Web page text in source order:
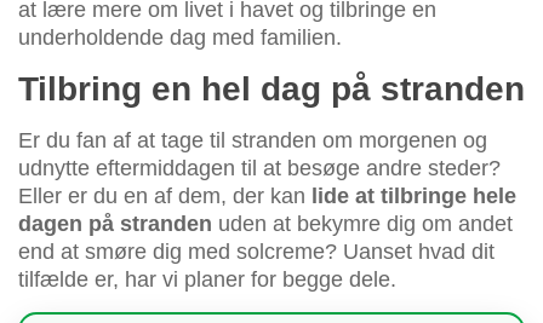
at lære mere om livet i havet og tilbringe en
underholdende dag med familien.
Tilbring en hel dag på stranden
Er du fan af at tage til stranden om morgenen og
udnytte eftermiddagen til at besøge andre steder?
Eller er du en af dem, der kan lide at tilbringe hele
dagen på stranden uden at bekymre dig om andet
end at smøre dig med solcreme? Uanset hvad dit
tilfælde er, har vi planer for begge dele.